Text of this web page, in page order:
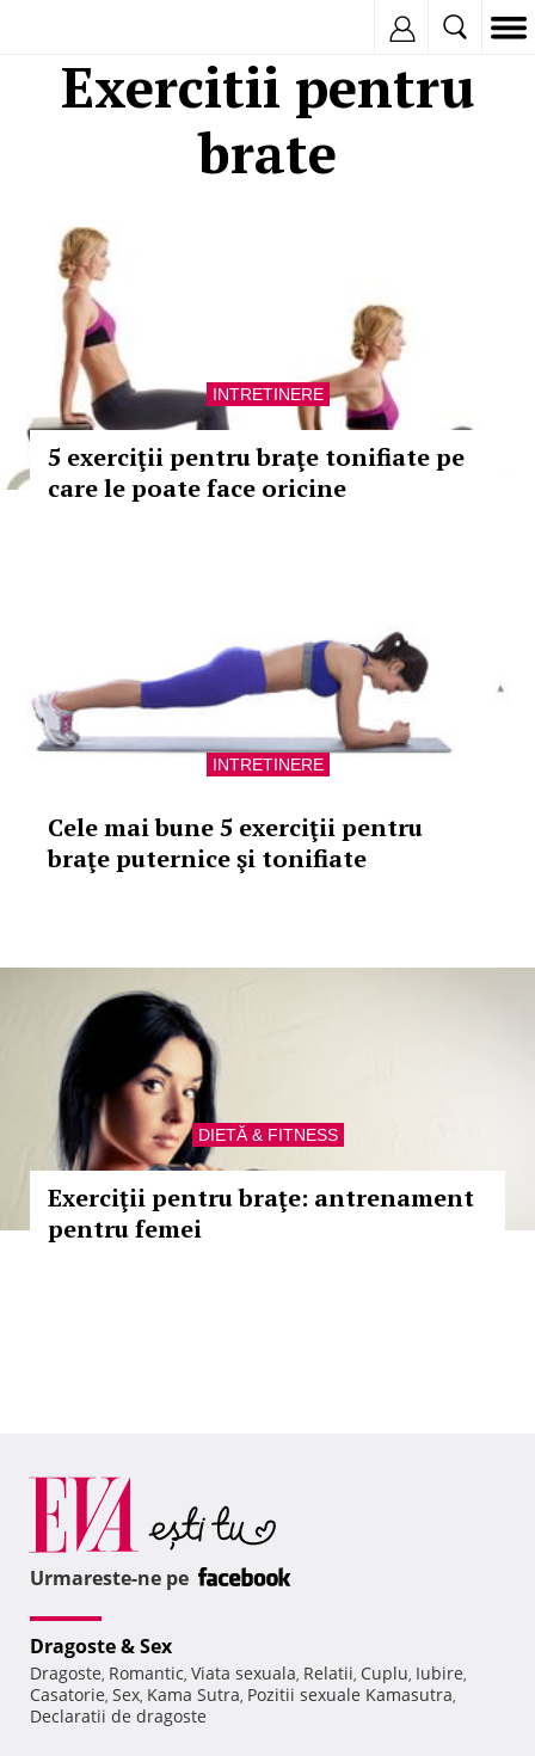
Exercitii pentru
brate
INTRETINERE
5 exerciţii pentru braţe tonifiate pe
care le poate face oricine
INTRETINERE
Cele mai bune 5 exerciţii pentru
braţe puternice şi tonifiate
DIETĂ & FITNESS
Exerciţii pentru braţe: antrenament
pentru femei
Urmareste-ne pe
Dragoste & Sex
Dragoste, Romantic, Viata sexuala, Relatii, Cuplu, Iubire,
Casatorie, Sex, Kama Sutra, Pozitii sexuale Kamasutra,
Declaratii de dragoste